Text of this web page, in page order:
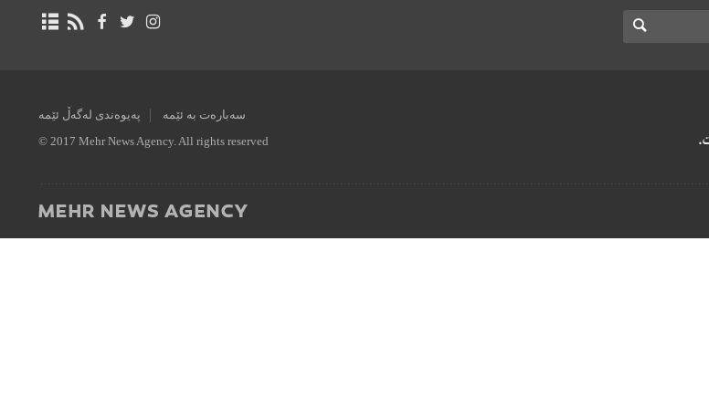
سەبارەت بە ئێمە پەیوەندی لەگەڵ ئێمە
© 2017 Mehr News Agency. All rights reserved